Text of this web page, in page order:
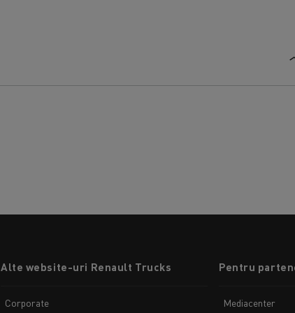
Alte website-uri Renault Trucks
Corporate
Pentru
Mediacenter